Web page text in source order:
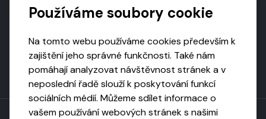
Používáme soubory cookie
Na tomto webu používáme cookies především k
zajištění jeho správné funkčnosti. Také nám
pomáhají analyzovat návštěvnost stránek a v
neposlední řadě slouží k poskytování funkcí
sociálních médií. Můžeme sdílet informace o
vašem používání webových stránek s našimi